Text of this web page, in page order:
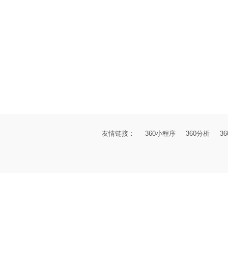
友情链接： 360小程序 360分析